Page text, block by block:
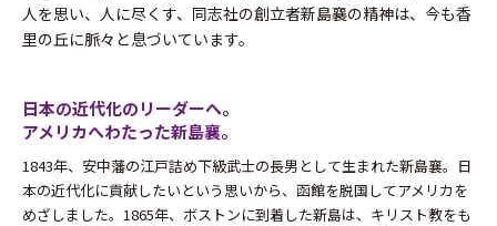
人を思い、人に尽くす、同志社の創立者新島襄の精神は、今も香
里の丘に脈々と息づいています。
日本の近代化のリーダーへ。
アメリカへわたった新島襄。
1843年、安中藩の江戸詰め下級武士の長男として生まれた新島襄。日
本の近代化に貢献したいという思いから、函館を脱国してアメリカを
めざしました。1865年、ボストンに到着した新島は、キリスト教をも